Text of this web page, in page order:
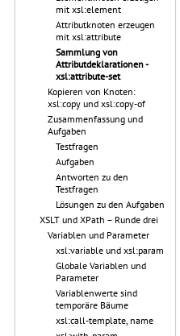
mit xsl:element
Attributknoten erzeugen
mit xsl:attribute
Sammlung von
Attributdeklarationen -
xsl:attribute-set
Kopieren von Knoten:
xsl:copy und xsl:copy-of
Zusammenfassung und
Aufgaben
Testfragen
Aufgaben
Antworten zu den
Testfragen
Lösungen zu den Aufgaben
XSLT und XPath – Runde drei
Variablen und Parameter
xsl:variable und xsl:param
Globale Variablen und
Parameter
Variablenwerte sind
temporäre Bäume
xsl:call-template, name